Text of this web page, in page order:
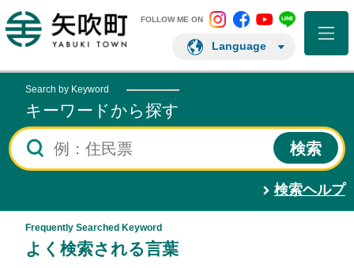
矢吹町ホームページ
FOLLOW ME ON 矢吹町 Instagram
矢吹町矢吹町矢吹町
Language
Search by Keyword
キーワードから探す
検索ヘルプ
Frequently Searched Keyword
よく検索される言葉